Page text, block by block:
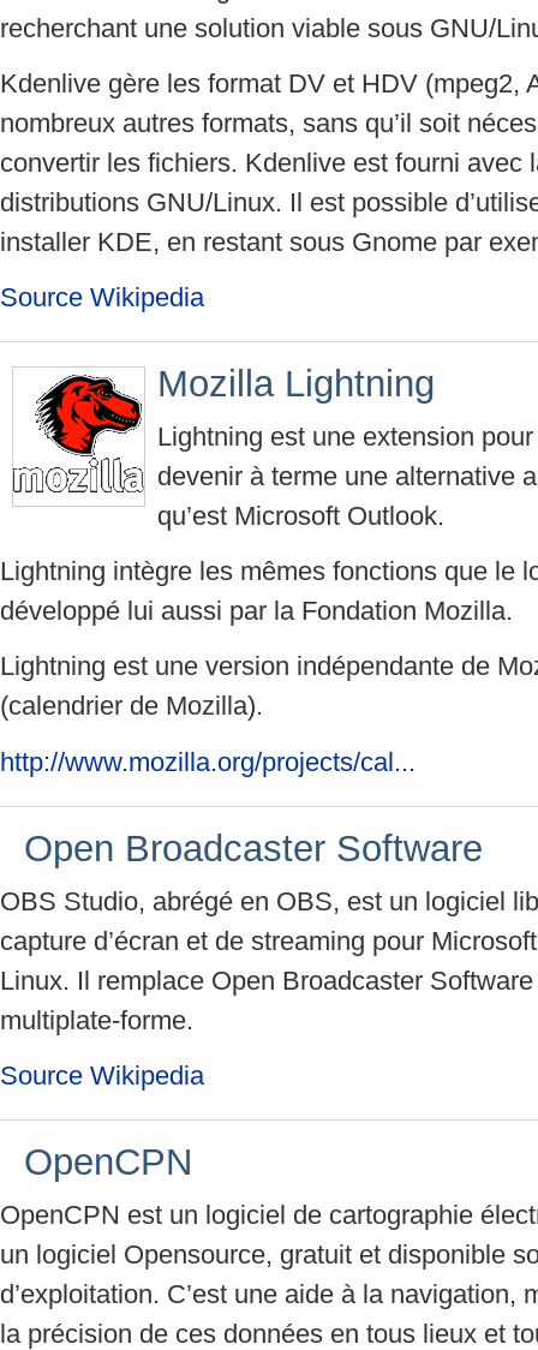
recherchant une solution viable sous GNU/
Kdenlive gère les format DV et HDV (mpeg2,
nombreux autres formats, sans qu’il soit
convertir les fichiers. Kdenlive est fourni avec
distributions GNU/Linux. Il est possible
installer KDE, en restant sous Gnome par
Source Wikipedia
Mozilla Lightning
Lightning est une extension
devenir à terme une alternative
qu’est Microsoft Outlook.
Lightning intègre les mêmes fonctions que le
développé lui aussi par la Fondation Mozilla.
Lightning est une version indépendante de
(calendrier de Mozilla).
http://www.mozilla.org/projects/cal...
Open Broadcaster Software
OBS Studio, abrégé en OBS, est un logiciel
capture d’écran et de streaming pour
Linux. Il remplace Open Broadcaster
multiplate-forme.
Source Wikipedia
OpenCPN
OpenCPN est un logiciel de cartographie
un logiciel Opensource, gratuit et disponible
d’exploitation. C’est une aide à la navigation,
la précision de ces données en tous lieux et